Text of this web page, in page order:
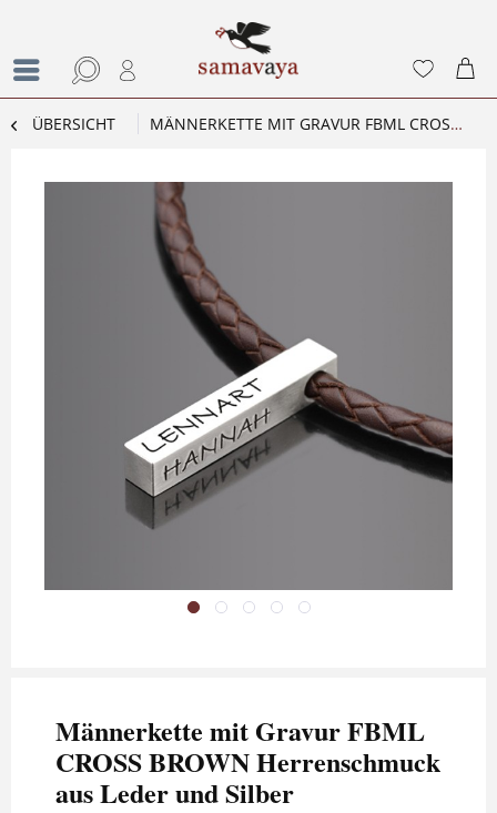
ÜBERSICHT MÄNNERKETTE MIT GRAVUR FBML CROSS BROWN HERRENSCHMUCK AUS LEDER UND SILBER
Männerkette mit Gravur FBML
CROSS BROWN Herrenschmuck
aus Leder und Silber